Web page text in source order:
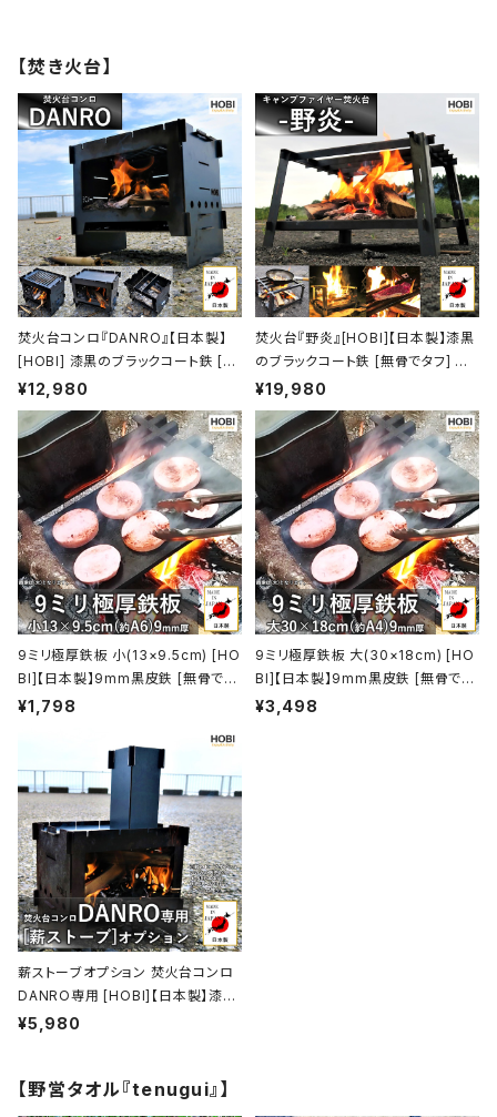
セカンド 車載 [MADE IN JAPA
N]
【焚き火台】
焚火台コンロ『DANRO』【日本製】
[HOBI] 漆黒のブラックコート鉄 [無
骨でタフ] 3WAY グリル＆プレート＆
ゴトク 歪みにくい重厚鉄 (21.5×15.
5×19cm) ソロキャンプ 薪 ロケット
ストーブ [MADE IN JAPAN]
¥12,980
焚火台『野炎』[HOBI]【日本製】漆黒
のブラックコート鉄 [無骨でタフ] マ
ルチゴトク 41×38×24.5cm 歪みに
くい重厚鉄 キャンプファイヤー ファ
イア グリル バーベキュー 焼き鳥 炭
火焼 コンロ 焚き火台 たき火台 taki
bi アウトドア レジャー ホビ【MADE
IN JAPAN】
¥19,980
9ミリ極厚鉄板 小(13×9.5cm) [HO
BI]【日本製】9mm黒皮鉄 [無骨でタ
フ] 業務用 グリルプレート キャンプ
たき火 takibi アウトドア レジャー
ホビ【MADE IN JAPAN】
¥1,798
9ミリ極厚鉄板 大(30×18cm) [HO
BI]【日本製】9mm黒皮鉄 [無骨でタ
フ] 業務用 厨房 店舗 焼肉 焼き鳥 グ
¥3,498
薪ストーブオプション 焚火台コンロ
DANRO専用 [HOBI]【日本製】漆黒
のブラックコート鉄 [無骨でタフ] 煙
¥5,980
【野営タオル『tenugui』】